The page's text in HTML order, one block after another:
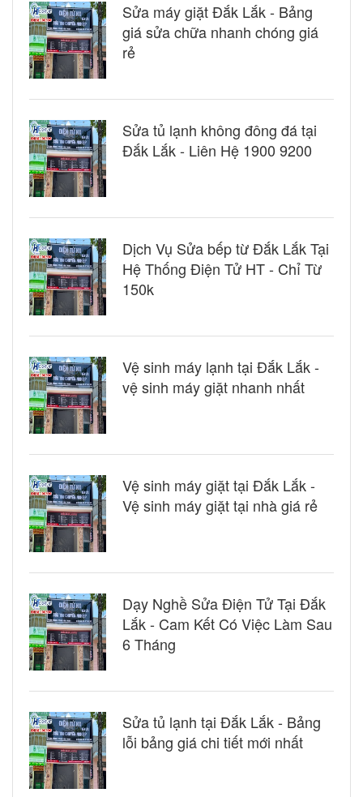
Sửa máy giặt Đắk Lắk - Bảng
giá sửa chữa nhanh chóng giá
rẻ
Sửa tủ lạnh không đông đá tại
Đắk Lắk - Liên Hệ 1900 9200
Dịch Vụ Sửa bếp từ Đắk Lắk Tại
Hệ Thống Điện Tử HT - Chỉ Từ
150k
Vệ sinh máy lạnh tại Đắk Lắk -
vệ sinh máy giặt nhanh nhất
Vệ sinh máy giặt tại Đắk Lắk -
Vệ sinh máy giặt tại nhà giá rẻ
Dạy Nghề Sửa Điện Tử Tại Đắk
Lắk - Cam Kết Có Việc Làm Sau
6 Tháng
Sửa tủ lạnh tại Đắk Lắk - Bảng
lỗi bảng giá chi tiết mới nhất